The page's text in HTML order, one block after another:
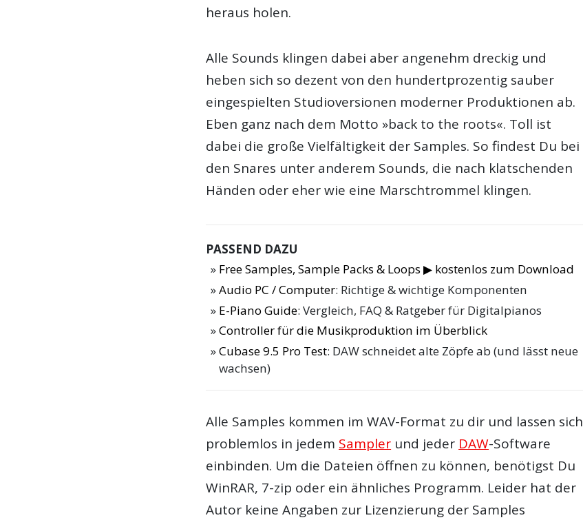
heraus holen.
Alle Sounds klingen dabei aber angenehm dreckig und
heben sich so dezent von den hundertprozentig sauber
eingespielten Studioversionen moderner Produktionen ab.
Eben ganz nach dem Motto »back to the roots«. Toll ist
dabei die große Vielfältigkeit der Samples. So findest Du bei
den Snares unter anderem Sounds, die nach klatschenden
Händen oder eher wie eine Marschtrommel klingen.
PASSEND DAZU
Free Samples, Sample Packs & Loops ▶ kostenlos zum Download
Audio PC / Computer: Richtige & wichtige Komponenten
E-Piano Guide: Vergleich, FAQ & Ratgeber für Digitalpianos
Controller für die Musikproduktion im Überblick
Cubase 9.5 Pro Test: DAW schneidet alte Zöpfe ab (und lässt neue
wachsen)
Alle Samples kommen im WAV-Format zu dir und lassen sich
problemlos in jedem Sampler und jeder DAW-Software
einbinden. Um die Dateien öffnen zu können, benötigst Du
WinRAR, 7-zip oder ein ähnliches Programm. Leider hat der
Autor keine Angaben zur Lizenzierung der Samples